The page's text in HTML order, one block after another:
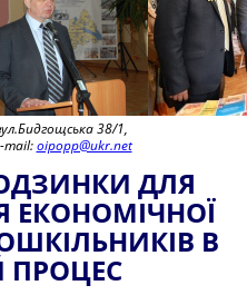
38/1,
mail:oipopp@ukr.net
ДЛЯ
ЕКОНОМІЧНОЇ
В
ПРОЦЕС